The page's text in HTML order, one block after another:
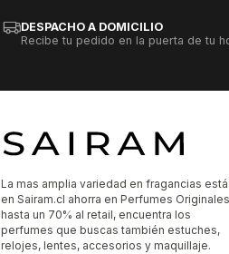
DESPACHO A DOMICILIO
Recibe tu pedido en la puerta de tu
La mas amplia variedad en fragancias está
en Sairam.cl ahorra en Perfumes Originales
hasta un 70% al retail, encuentra los
perfumes que buscas también estuches,
relojes, lentes, accesorios y maquillaje.